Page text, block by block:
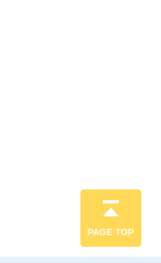
PAGE TOP